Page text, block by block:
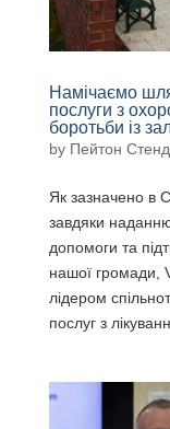
Намічаємо
послуги з
боротьби із
by Пейтон
Як зазначено в
завдяки наданню
допомоги та
нашої громади,
лідером
послуг з